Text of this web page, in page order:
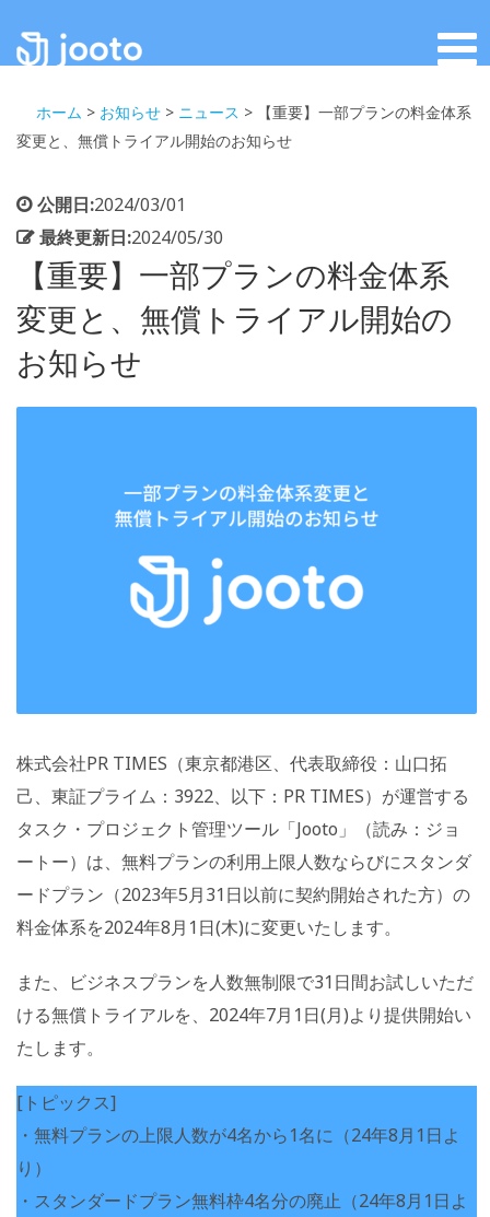
ホーム > お知らせ > ニュース >
【重要】一部プランの料金体系
変更と、無償トライアル開始のお知らせ
公開日:2024/03/01
最終更新日:2024/05/30
【重要】一部プランの料金体系
変更と、無償トライアル開始の
お知らせ
株式会社PR TIMES（東京都港区、代表取締役：山口拓
己、東証プライム：3922、以下：PR TIMES）が運営する
タスク・プロジェクト管理ツール「Jooto」（読み：ジョ
ートー）は、無料プランの利用上限人数ならびにスタンダ
ードプラン（2023年5月31日以前に契約開始された方）の
料金体系を2024年8月1日(木)に変更いたします。
また、ビジネスプランを人数無制限で31日間お試しいただ
ける無償トライアルを、2024年7月1日(月)より提供開始い
たします。
[トピックス]
・無料プランの上限人数が4名から1名に（24年8月1日よ
り）
・スタンダードプラン無料枠4名分の廃止（24年8月1日よ